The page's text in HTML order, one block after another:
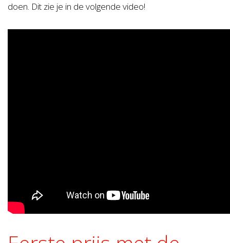
doen. Dit zie je in de volgende video!